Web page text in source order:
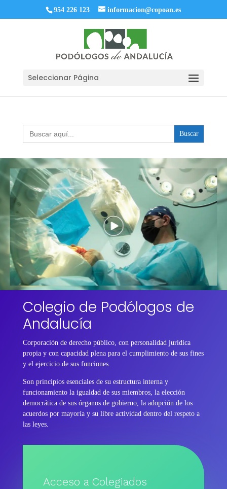
954 226 123 informacion@copoan.es
Seleccionar Página
Buscar:
Colegio de Podólogos de
Andalucía
Corporación de derecho público, con personalidad jurídica
propia y con capacidad plena para el cumplimiento de sus fines
y el ejercicio de sus funciones.
Son principios esenciales de su estructura interna y
funcionamiento la igualdad de sus miembros, la elección
democrática de sus órganos de gobierno, la adopción de los
acuerdos por mayoría y su libre actividad dentro del respeto a
las leyes.
Acceso a Colegiados